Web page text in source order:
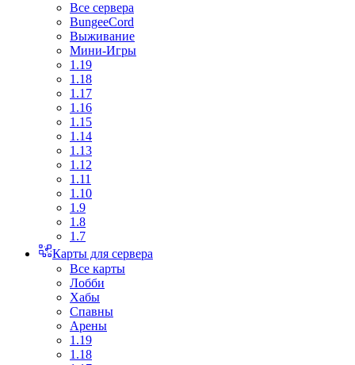
Все сервера
BungeeCord
Выживание
Мини-Игры
1.19
1.18
1.17
1.16
1.15
1.14
1.13
1.12
1.11
1.10
1.9
1.8
1.7
Карты для сервера
Все карты
Лобби
Хабы
Спавны
Арены
1.19
1.18